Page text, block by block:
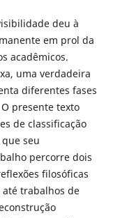
deu à
em prol da
acadêmicos.
uma verdadeira
diferentes fases
presente texto
de classificação
seu
percorre dois
filosóficas
trabalhos de